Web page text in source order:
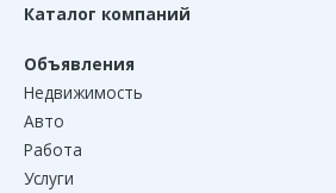
Каталог компаний
Объявления
Недвижимость
Авто
Работа
Услуги